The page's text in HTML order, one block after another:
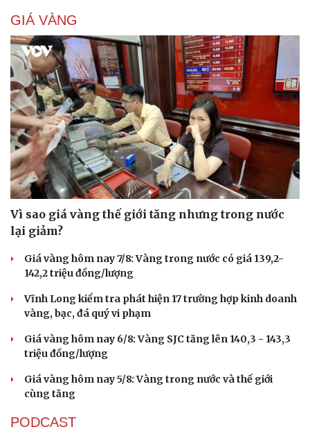
GIÁ VÀNG
Vì sao giá vàng thế giới tăng nhưng trong nước
lại giảm?
Giá vàng hôm nay 7/8: Vàng trong nước có giá 139,2-
142,2 triệu đồng/lượng
Vĩnh Long kiểm tra phát hiện 17 trường hợp kinh doanh
vàng, bạc, đá quý vi phạm
Giá vàng hôm nay 6/8: Vàng SJC tăng lên 140,3 - 143,3
triệu đồng/lượng
Giá vàng hôm nay 5/8: Vàng trong nước và thế giới
cùng tăng
PODCAST